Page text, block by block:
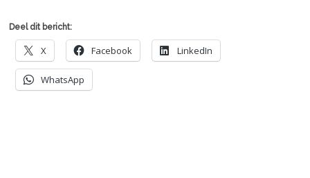
Deel dit bericht:
X Facebook LinkedIn
WhatsApp